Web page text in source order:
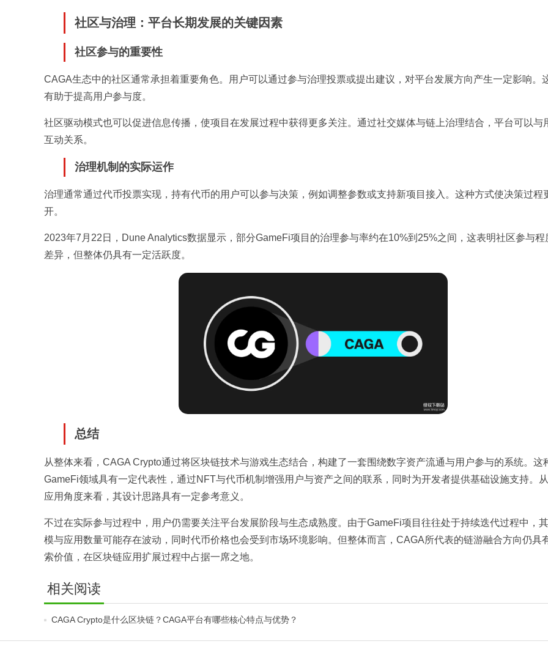
社区与治理：平台长期发展的关键因素
社区参与的重要性
CAGA生态中的社区通常承担着重要角色。用户可以通过参与治理投票或提出建议，对平台发展方向产生一定影响。
有助于提高用户参与度。
社区驱动模式也可以促进信息传播，使项目在发展过程中获得更多关注。通过社交媒体与链上治理结合，平台可以与
互动关系。
治理机制的实际运作
治理通常通过代币投票实现，持有代币的用户可以参与决策，例如调整参数或支持新项目接入。这种方式使决策过程
开。
2023年7月22日，Dune Analytics数据显示，部分GameFi项目的治理参与率约在10%到25%之间，这表明社区参与程
差异，但整体仍具有一定活跃度。
总结
从整体来看，CAGA Crypto通过将区块链技术与游戏生态结合，构建了一套围绕数字资产流通与用户参与的系统。这
GameFi领域具有一定代表性，通过NFT与代币机制增强用户与资产之间的联系，同时为开发者提供基础设施支持。
应用角度来看，其设计思路具有一定参考意义。
不过在实际参与过程中，用户仍需要关注平台发展阶段与生态成熟度。由于GameFi项目往往处于持续迭代过程中，
模与应用数量可能存在波动，同时代币价格也会受到市场环境影响。但整体而言，CAGA所代表的链游融合方向仍具
索价值，在区块链应用扩展过程中占据一席之地。
相关阅读
CAGA Crypto是什么区块链？CAGA平台有哪些核心特点与优势？